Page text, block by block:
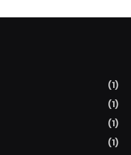
(1)
(1)
(1)
(1)